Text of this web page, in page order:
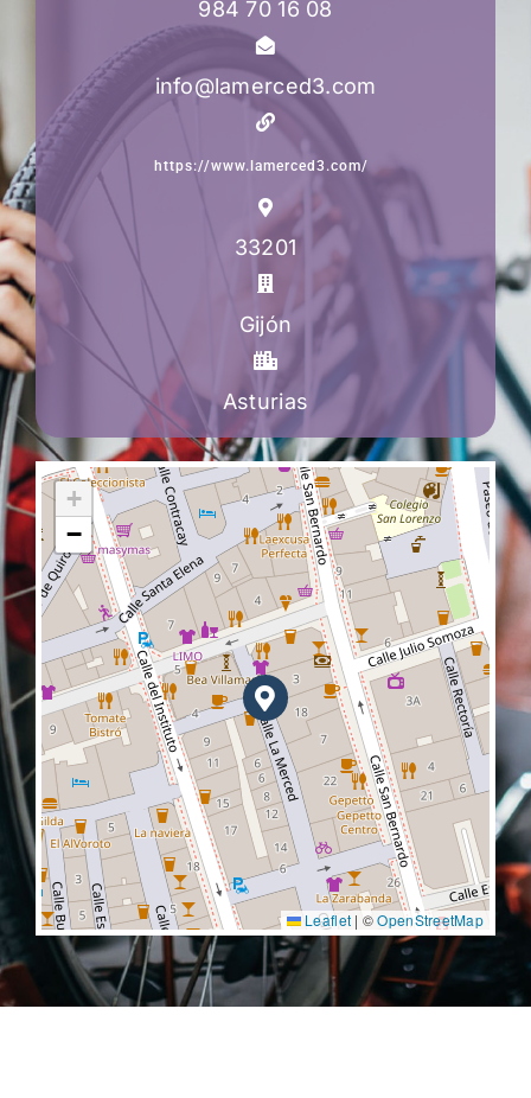
984 70 16 08
info@lamerced3.com
https://www.lamerced3.com/
33201
Gijón
Asturias
+
−
Leaflet | ©OpenStreetMap